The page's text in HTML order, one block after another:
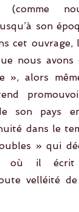
(comme
son
cet ouvrage,
nous avons
», alors
son pays
dans le
» qui
où il écrit
velléité